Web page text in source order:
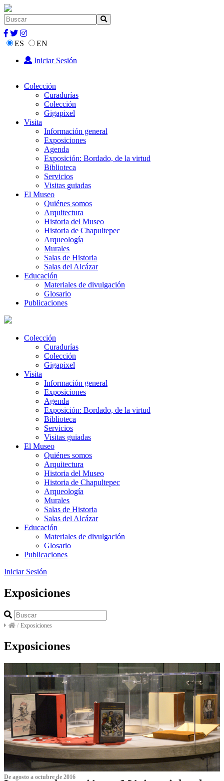
ES
EN
Iniciar Sesión
Colección
Curadurías
Colección
Gigapixel
Visita
Información general
Exposiciones
Agenda
Exposición: Bordado, de la virtud
Biblioteca
Servicios
Visitas guiadas
El Museo
Quiénes somos
Arquitectura
Historia del Museo
Historia de Chapultepec
Arqueología
Murales
Salas de Historia
Salas del Alcázar
Educación
Materiales de divulgación
Glosario
Publicaciones
Colección
Curadurías
Colección
Gigapixel
Visita
Información general
Exposiciones
Agenda
Exposición: Bordado, de la virtud
Biblioteca
Servicios
Visitas guiadas
El Museo
Quiénes somos
Arquitectura
Historia del Museo
Historia de Chapultepec
Arqueología
Murales
Salas de Historia
Salas del Alcázar
Educación
Materiales de divulgación
Glosario
Publicaciones
Iniciar Sesión
Exposiciones
/ Exposiciones
Exposiciones
De agosto a octubre de 2016